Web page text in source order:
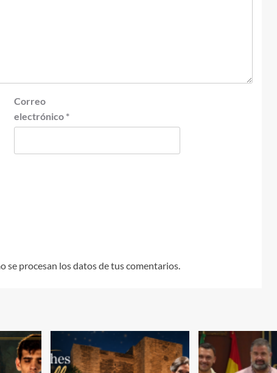
Correo
electrónico *
se procesan los datos de tus comentarios.